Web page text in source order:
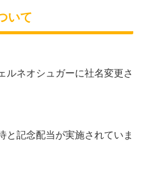
いて
ルネオシュガーに社名変更さ
と記念配当が実施されていま